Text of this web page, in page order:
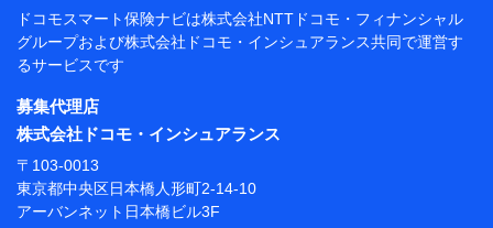
閲覧履歴、購買履歴、ご契約内容等のパーソナルデータを分
析して、お客さまの趣味・嗜好・傾向に応じたサービス・商
品等に関するご提案や広告の配信等を行うことがありま
す。）
各種セミナーの開催のため
コンサルティングサービスの実施のため
アンケートやキャンペーン等の実施のため
上記に係る案内・手続き・管理等付帯業務を行うため
【当該個人データの管理について責任を有する者の名
称・住所・代表者名】
ドコモスマート保険ナビは株式会社NTTドコモ・フィナンシャル
グループおよび株式会社ドコモ・インシュアランス共同で運営す
るサービスです
募集代理店
株式会社ドコモ・インシュアランス
〒103-0013
東京都中央区日本橋人形町2-14-10
アーバンネット日本橋ビル3F